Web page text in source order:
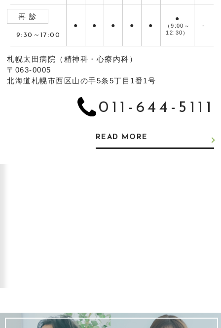
再 診
9:30～17:00
● ● ● ● ●
●
（9:00～
12:30）
-
札幌太田病院（精神科・心療内科）
〒063-0005
北海道札幌市西区山の手5条5丁目1番1号
011-644-5111
READ MORE